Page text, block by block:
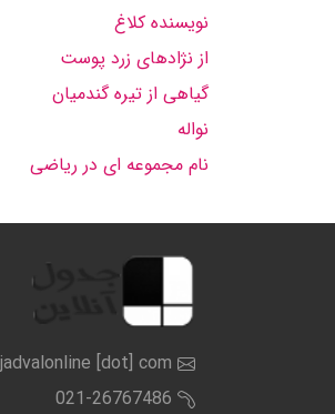
نویسنده كلاغ
از نژادهای زرد پوست
گیاهی از تیره گندمیان
نواله
نام مجموعه ای در ریاضی
[dot] com
021-26767486